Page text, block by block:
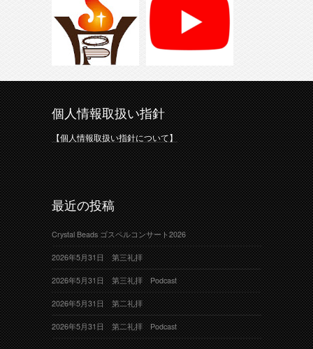
個人情報取扱い指針
【個人情報取扱い指針について】
最近の投稿
Crystal Beads ゴスペルコンサート2026
2026年5月31日 第三礼拝
2026年5月31日 第三礼拝 Podcast
2026年5月31日 第二礼拝
2026年5月31日 第二礼拝 Podcast